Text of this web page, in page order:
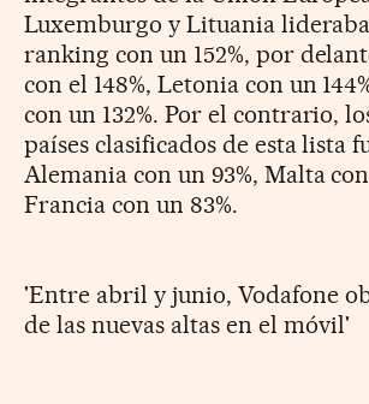
Luxemburgo y Lituania
ranking con un 152%, por
con el 148%, Letonia con un
con un 132%. Por el contrario,
países clasificados de esta lista
Alemania con un 93%, Malta
Francia con un 83%.
'Entre abril y junio, Vodafone
de las nuevas altas en el móvil'